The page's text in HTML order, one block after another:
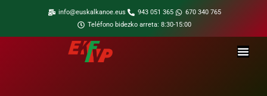
info@euskalkanoe.eus 943 051 365
670 340 765
Teléfono bidezko arreta: 8:30-15:00